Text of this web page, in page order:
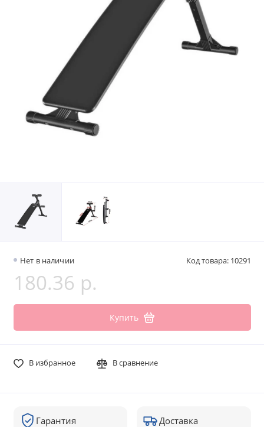
Нет в наличии Код товара: 10291
180.36 р.
Купить
В избранное В сравнение
Гарантия Доставка